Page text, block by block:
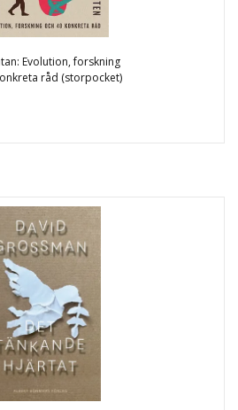
Evolution, forskning
råd (storpocket)